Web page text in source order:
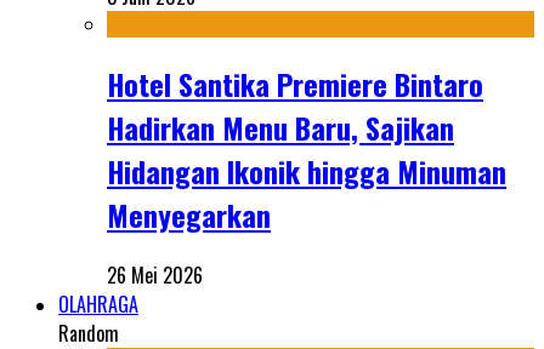
Hotel Santika Premiere Bintaro
Hadirkan Menu Baru, Sajikan
Hidangan Ikonik hingga Minuman
Menyegarkan
26 Mei 2026
OLAHRAGA
Random